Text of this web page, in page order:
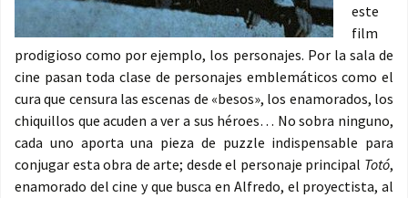
este
film
prodigioso como por ejemplo, los personajes. Por la sala de
cine pasan toda clase de personajes emblemáticos como el
cura que censura las escenas de «besos», los enamorados, los
chiquillos que acuden a ver a sus héroes… No sobra ninguno,
cada uno aporta una pieza de puzzle indispensable para
conjugar esta obra de arte; desde el personaje principal Totó,
enamorado del cine y que busca en Alfredo, el proyectista, al